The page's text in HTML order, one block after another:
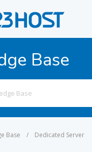
Base
Base / Dedicated Server